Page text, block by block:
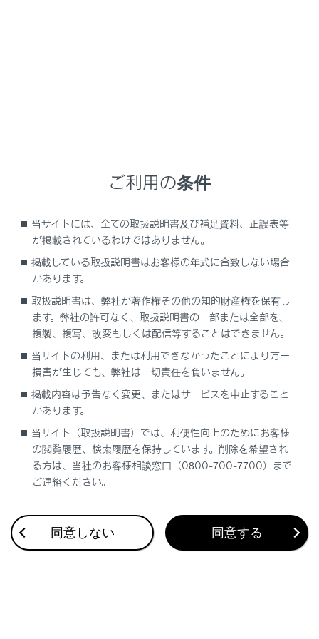
バックドアガラスオープンスイッチを使ってバックドア
ガラスを開くことができます。
バックドアガラスの開け方
合わせて見られているページ
電動ステップ
ドア（フロントドア・リヤドア）
リヤシート
このページは役に立ちましたか？
ご利用の条件
当サイトには、全ての取扱説明書及び補足資料、正誤表等
が掲載されているわけではありません。
掲載している取扱説明書はお客様の年式に合致しない場合
があります。
取扱説明書は、弊社が著作権その他の知的財産権を保有し
ます。弊社の許可なく、取扱説明書の一部または全部を、
複製、複写、改変もしくは配信等することはできません。
当サイトの利用、または利用できなかったことにより万一
損害が生じても、弊社は一切責任を負いません。
掲載内容は予告なく変更、またはサービスを中止すること
があります。
当サイト（取扱説明書）では、利便性向上のためにお客様
の閲覧履歴、検索履歴を保持しています。削除を希望され
る方は、当社のお客様相談窓口（0800-700-7700）まで
ご連絡ください。
同意しない 同意する